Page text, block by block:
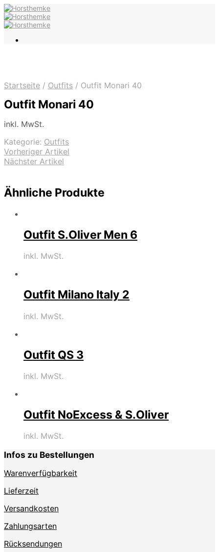
Startseite / Outfits / Outfit Monari 40
Outfit Monari 40
inkl. MwSt.
Kategorie: Outfits
Vorheriger Artikel
Nächster Artikel
Ähnliche Produkte
Outfit S.Oliver Men 6
inkl. MwSt.
Outfit Milano Italy 2
inkl. MwSt.
Outfit QS 3
inkl. MwSt.
Outfit NoExcess & S.Oliver
inkl. MwSt.
Infos zu Bestellungen
Warenverfügbarkeit
Lieferzeit
Versandkosten
Zahlungsarten
Rücksendungen